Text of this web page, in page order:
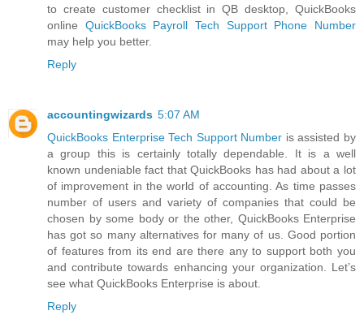
to create customer checklist in QB desktop, QuickBooks
online QuickBooks Payroll Tech Support Phone Number
may help you better.
Reply
accountingwizards 5:07 AM
QuickBooks Enterprise Tech Support Number is assisted by
a group this is certainly totally dependable. It is a well
known undeniable fact that QuickBooks has had about a lot
of improvement in the world of accounting. As time passes
number of users and variety of companies that could be
chosen by some body or the other, QuickBooks Enterprise
has got so many alternatives for many of us. Good portion
of features from its end are there any to support both you
and contribute towards enhancing your organization. Let’s
see what QuickBooks Enterprise is about.
Reply